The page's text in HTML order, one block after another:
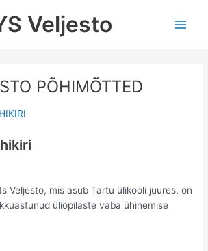
Veljesto
PÕHIMÕTTED
Veljesto, mis asub Tartu ülikooli juures, on
üliõpilaste vaba ühinemise